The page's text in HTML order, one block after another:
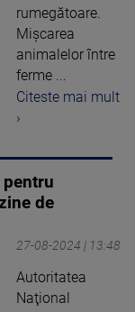
rumegătoare.
Mișcarea
animalelor între
ferme ...
Citeste mai mult
›
de
27-08-2024 | 13:48
Autoritatea
Naţional